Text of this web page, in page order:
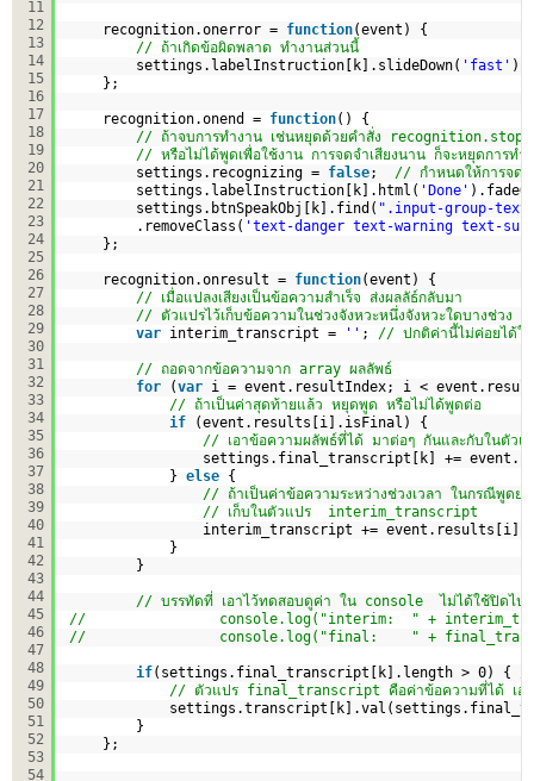
11
12
13
14
15
16
17
18
19
20
21
22
23
24
25
26
27
28
29
30
31
32
33
34
35
36
37
38
39
40
41
42
43
44
45
46
47
48
49
50
51
52
53
54
recognition.onerror = function(event) {
// ถ้าเกิดข้อผิดพลาด ทำงานส่วนนี้
settings.labelInstruction[k].slideDown( 'fast'
};
recognition.onend = function() {
// ถ้าจบการทำงาน เช่นหยุดด้วยคำสั่ง
// หรือไม่ได้พูดเพื่อใช้งาน การจดจำเสียงนาน ก็จะหยุดการทำง
settings.recognizing = false; // กำหนดให้การจดจ
settings.labelInstruction[k].html( 'Done'
settings.btnSpeakObj[k].find( ".input-group-
.removeClass( 'text-danger text-warning text-
};
recognition.onresult = function(event) {
// เมื่อแปลงเสียงเป็นข้อความสำเร็จ ส่งผลลัธ์กลับมา
// ตัวแปรไว้เก็บข้อความในช่วงจังหวะหนึ่งจังหวะใดบางช่วง
var interim_transcript = '' ; // ปกติค่านี้ไม่ค่อยได้
// ถอดจากข้อความจาก array ผลลัพธ์
for
(var i = event.resultIndex; i <
// ถ้าเป็นค่าสุดท้ายแล้ว หยุดพูด หรือไม่ได้พูดต่อ
if
(event.results[i].isFinal) {
// เอาข้อความผลัพธ์ที่ได้ มาต่อๆ กันและกับใน
settings.final_transcript[k] +=
} else {
// ถ้าเป็นค่าข้อความระหว่างช่วงเวลา ในกรณีพูดย
// เก็บในตัวแปร  interim_transcript
interim_transcript +=
}
}
// บรรทัดที่ เอาไว้ทดสอบดูค่า ใน console  ไม่ได้ใช้ปิดไป
//                console.log("interim:  " +
//                console.log("final:    " +
if(settings.final_transcript[k].length > 0) {
// ตัวแปร final_transcript คือค่าข้อความที่ได้ เอาไ
}
};